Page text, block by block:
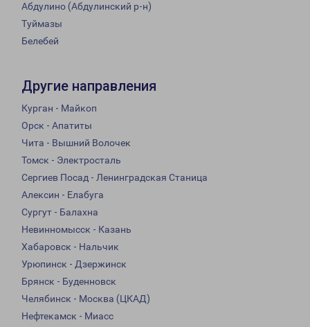
Абдулино (Абдулинский р-н)
Туймазы
Белебей
Другие направления
Курган - Майкоп
Орск - Апатиты
Чита - Вышний Волочек
Томск - Электросталь
Сергиев Посад - Ленинградская Станица
Алексин - Елабуга
Сургут - Балахна
Невинномысск - Казань
Хабаровск - Нальчик
Урюпинск - Дзержинск
Брянск - Буденновск
Челябинск - Москва (ЦКАД)
Нефтекамск - Миасс